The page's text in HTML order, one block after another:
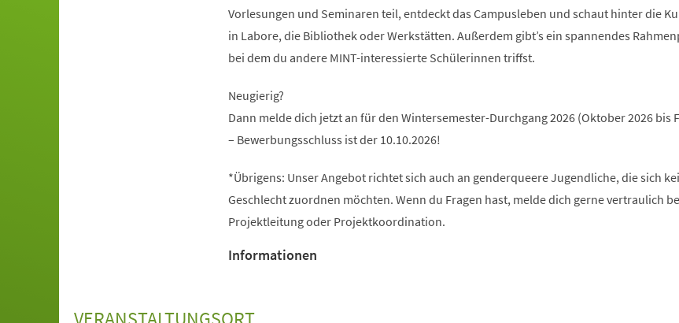
Vorlesungen und Seminaren teil, entdeckt das Campusleben und schaut hinter die
in Labore, die Bibliothek oder Werkstätten. Außerdem gibt’s ein spannendes
bei dem du andere MINT-interessierte Schülerinnen triffst.
Neugierig?
Dann melde dich jetzt an für den Wintersemester-Durchgang 2026 (Oktober 2026 bis
– Bewerbungsschluss ist der 10.10.2026!
*Übrigens: Unser Angebot richtet sich auch an genderqueere Jugendliche, die sich
Geschlecht zuordnen möchten. Wenn du Fragen hast, melde dich gerne vertraulich
Projektleitung oder Projektkoordination.
Informationen